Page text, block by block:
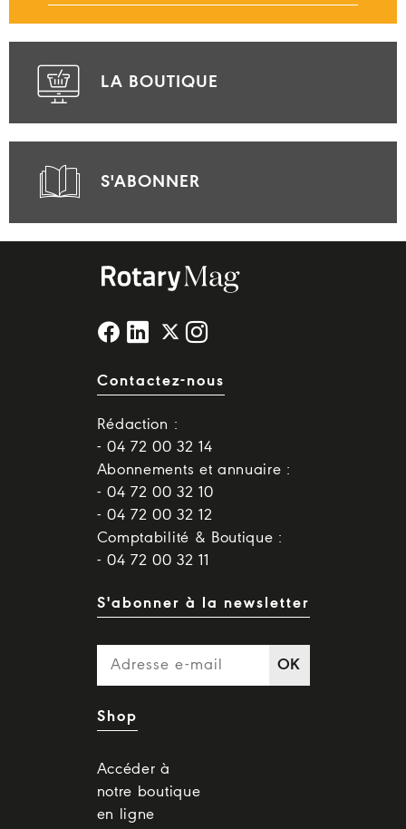
LA BOUTIQUE
S'ABONNER
Contactez-nous
Rédaction :
- 04 72 00 32 14
Abonnements et annuaire :
- 04 72 00 32 10
- 04 72 00 32 12
Comptabilité & Boutique :
- 04 72 00 32 11
S'abonner à la newsletter
OK
Shop
Accéder à
notre boutique
en ligne